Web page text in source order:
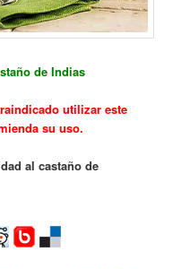
de Indias
utilizar este
su uso.
al castaño de